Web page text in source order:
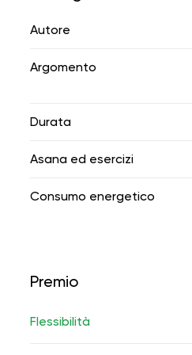
Autore
Argomento
Durata
Asana ed esercizi
Consumo energetico
Premio
Flessibilità